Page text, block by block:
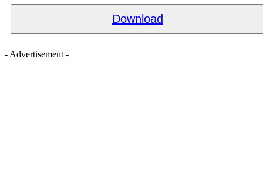
Download
- Advertisement -